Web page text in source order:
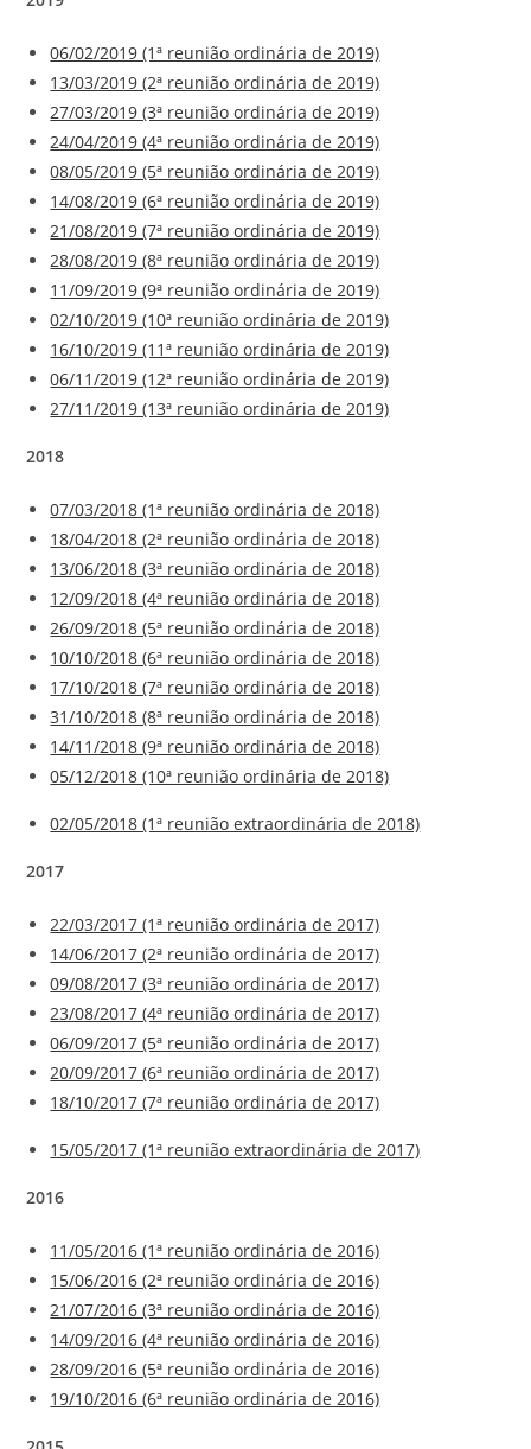
06/02/2019 (1ª reunião ordinária de 2019)
13/03/2019 (2ª reunião ordinária de 2019)
27/03/2019 (3ª reunião ordinária de 2019)
24/04/2019 (4ª reunião ordinária de 2019)
08/05/2019 (5ª reunião ordinária de 2019)
14/08/2019 (6ª reunião ordinária de 2019)
21/08/2019 (7ª reunião ordinária de 2019)
28/08/2019 (8ª reunião ordinária de 2019)
11/09/2019 (9ª reunião ordinária de 2019)
02/10/2019 (10ª reunião ordinária de 2019)
16/10/2019 (11ª reunião ordinária de 2019)
06/11/2019 (12ª reunião ordinária de 2019)
27/11/2019 (13ª reunião ordinária de 2019)
2018
07/03/2018 (1ª reunião ordinária de 2018)
18/04/2018 (2ª reunião ordinária de 2018)
13/06/2018 (3ª reunião ordinária de 2018)
12/09/2018 (4ª reunião ordinária de 2018)
26/09/2018 (5ª reunião ordinária de 2018)
10/10/2018 (6ª reunião ordinária de 2018)
17/10/2018 (7ª reunião ordinária de 2018)
31/10/2018 (8ª reunião ordinária de 2018)
14/11/2018 (9ª reunião ordinária de 2018)
05/12/2018 (10ª reunião ordinária de 2018)
02/05/2018 (1ª reunião extraordinária de 2018)
2017
22/03/2017 (1ª reunião ordinária de 2017)
14/06/2017 (2ª reunião ordinária de 2017)
09/08/2017 (3ª reunião ordinária de 2017)
23/08/2017 (4ª reunião ordinária de 2017)
06/09/2017 (5ª reunião ordinária de 2017)
20/09/2017 (6ª reunião ordinária de 2017)
18/10/2017 (7ª reunião ordinária de 2017)
15/05/2017 (1ª reunião extraordinária de 2017)
2016
11/05/2016 (1ª reunião ordinária de 2016)
15/06/2016 (2ª reunião ordinária de 2016)
21/07/2016 (3ª reunião ordinária de 2016)
14/09/2016 (4ª reunião ordinária de 2016)
28/09/2016 (5ª reunião ordinária de 2016)
19/10/2016 (6ª reunião ordinária de 2016)